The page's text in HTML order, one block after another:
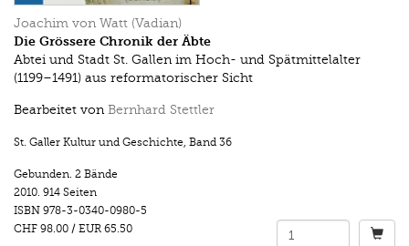
Joachim von Watt (Vadian)
Die Grössere Chronik der Äbte
Abtei und Stadt St. Gallen im Hoch- und Spätmittelalter
(1199–1491) aus reformatorischer Sicht
Bearbeitet von Bernhard Stettler
St. Galler Kultur und Geschichte, Band 36
Gebunden. 2 Bände
2010. 914 Seiten
ISBN 978-3-0340-0980-5
CHF 98.00 / EUR 65.50